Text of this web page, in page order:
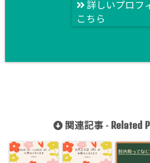
詳しいプロフ
こちら
関連記事 - Related